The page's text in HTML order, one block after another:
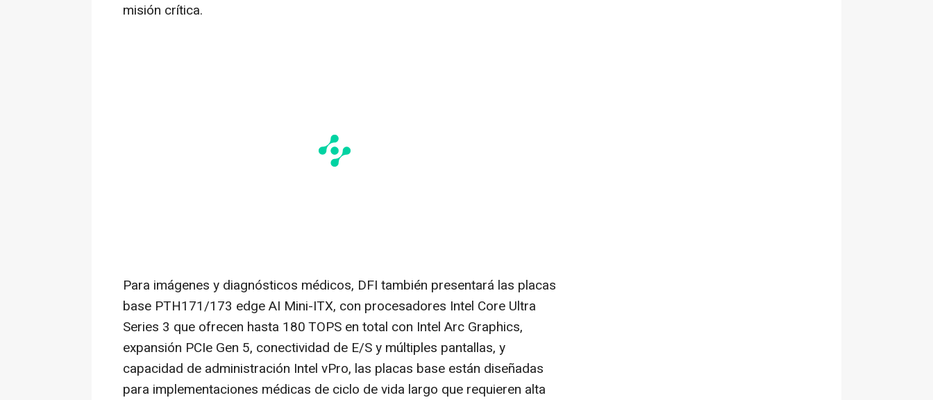
misión crítica.
Para imágenes y diagnósticos médicos, DFI también presentará las placas
base PTH171/173 edge AI Mini-ITX, con procesadores Intel Core Ultra
Series 3 que ofrecen hasta 180 TOPS en total con Intel Arc Graphics,
expansión PCIe Gen 5, conectividad de E/S y múltiples pantallas, y
capacidad de administración Intel vPro, las placas base están diseñadas
para implementaciones médicas de ciclo de vida largo que requieren alta